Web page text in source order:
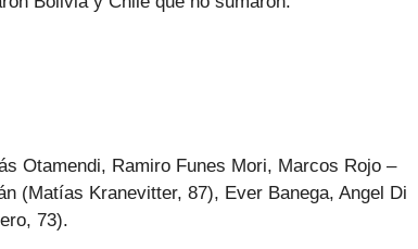
Otamendi, Ramiro Funes Mori, Marcos Rojo –
(Matías Kranevitter, 87), Ever Banega, Angel Di
73).